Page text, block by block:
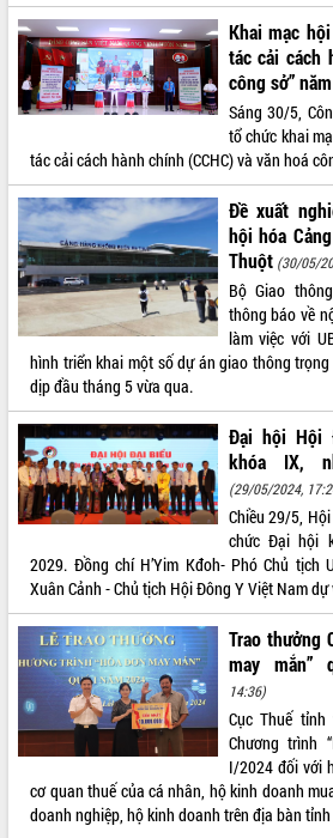
Họp báo thông tin về Hội nghị Công bố
Quy hoạch và Xúc tiến đầu tư tỉnh Đắk
Lắk
Khơi thông điểm nghẽn, đẩy nhanh
giải ngân vốn khắc phục thiên tai
HĐND tỉnh thông qua điều chỉnh Quy
hoạch tỉnh thời kỳ 2021-2030
Hội thảo góp ý hồ sơ điều chỉnh quy
hoạch tỉnh Đắk Lắk thời kỳ 2021-2030,
tầm nhìn đến năm 2050
Nâng cao hiệu quả hoạt động của các
doanh nghiệp nhà nước
Hội nghị triển khai kết nối mạng
truyền số liệu chuyên dùng phục vụ cơ
quan Đảng, Nhà nước
Lễ phát động chuỗi hoạt động chung
tay làm sạch môi trường
Xã Ea Kar bước chuyển mình trong
công tác cải cách hành chính mô hình
mới
UBND tỉnh họp báo định kỳ tháng 4
năm 2026
Hội thảo khoa học “Giải pháp thúc đẩy
phát triển nền kinh tế xanh tại tỉnh
Đắk Lắk”
Tăng cường giám sát, đôn đốc thực
hiện nhiệm vụ quản lý tài sản công
hàng tuần
Tháo gỡ những vướng mắc, đẩy mạnh
công tác cải cách thủ tục hành chính
tại Trung tâm Phục vụ hành chính
công tỉnh
Khai mạc
tác cải cách
công sở”
Sáng 30/5,
tổ chức khai
tác cải cách hành chính (CCHC) và văn hoá
Đề xuất
hội hóa
Thuột (30/05/
Bộ Giao
thông báo về
làm việc với
hình triển khai một số dự án giao thông
dịp đầu tháng 5 vừa qua.
Đại hội Hội
khóa IX,
(29/05/2024,
Chiều 29/5,
chức Đại hội
2029. Đồng chí H’Yim Kđoh- Phó Chủ tịch
Xuân Cảnh - Chủ tịch Hội Đông Y Việt Nam
Trao thưởng
may mắn”
14:36)
Cục Thuế
Chương trình
I/2024 đối với
cơ quan thuế của cá nhân, hộ kinh doanh
doanh nghiệp, hộ kinh doanh trên địa bàn